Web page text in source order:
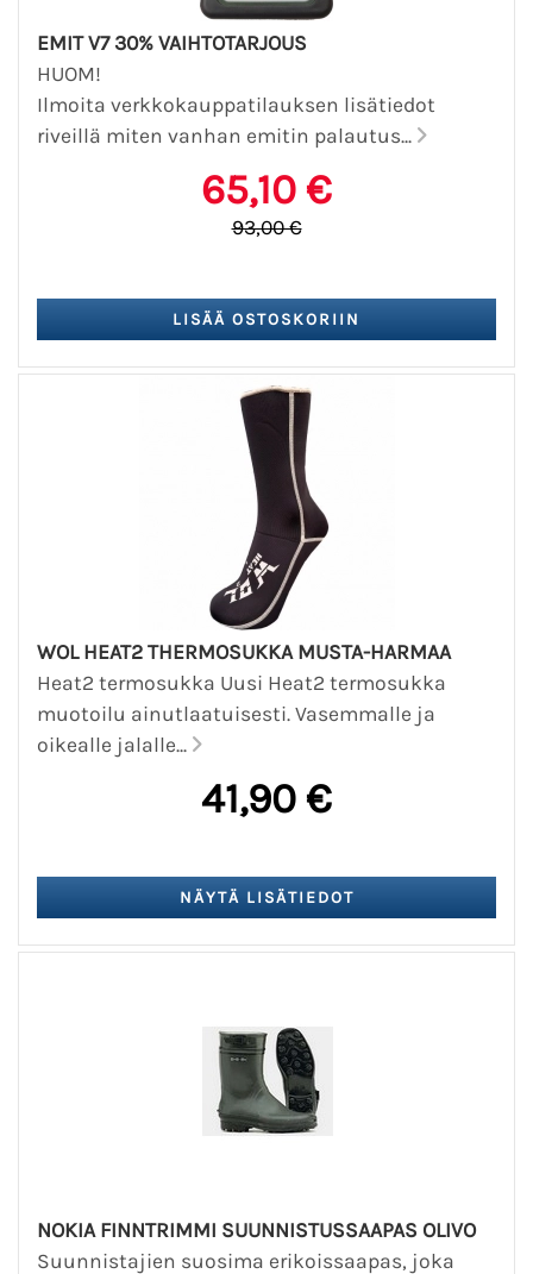
EMIT V7 30% VAIHTOTARJOUS
HUOM!
Ilmoita verkkokauppatilauksen lisätiedot
riveillä miten vanhan emitin palautus...
65,10 €
93,00 €
WOL HEAT2 THERMOSUKKA MUSTA-HARMAA
Heat2 termosukka Uusi Heat2 termosukka
muotoilu ainutlaatuisesti. Vasemmalle ja
oikealle jalalle...
41,90 €
NOKIA FINNTRIMMI SUUNNISTUSSAAPAS OLIVO
Suunnistajien suosima erikoissaapas, joka